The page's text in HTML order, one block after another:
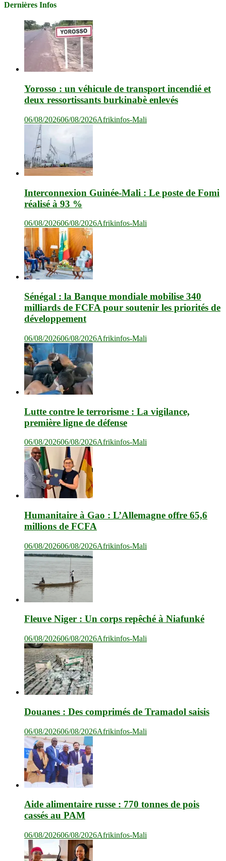
Dernières Infos
Yorosso : un véhicule de transport incendié et
deux ressortissants burkinabè enlevés
06/08/202606/08/2026Afrikinfos-Mali
Interconnexion Guinée-Mali : Le poste de Fomi
réalisé à 93 %
06/08/202606/08/2026Afrikinfos-Mali
Sénégal : la Banque mondiale mobilise 340
milliards de FCFA pour soutenir les priorités de
développement
06/08/202606/08/2026Afrikinfos-Mali
Lutte contre le terrorisme : La vigilance,
première ligne de défense
06/08/202606/08/2026Afrikinfos-Mali
Humanitaire à Gao : L’Allemagne offre 65,6
millions de FCFA
06/08/202606/08/2026Afrikinfos-Mali
Fleuve Niger : Un corps repêché à Niafunké
06/08/202606/08/2026Afrikinfos-Mali
Douanes : Des comprimés de Tramadol saisis
06/08/202606/08/2026Afrikinfos-Mali
Aide alimentaire russe : 770 tonnes de pois
cassés au PAM
06/08/202606/08/2026Afrikinfos-Mali